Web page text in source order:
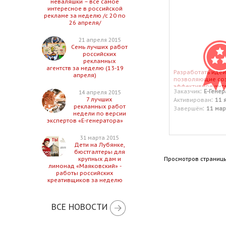
неваляшки – все самое
интересное в российской
рекламе за неделю /с 20 по
26 апреля/
21 апреля 2015
Семь лучших работ
российских
рекламных
агентств за неделю (13-19
апреля)
14 апреля 2015
7 лучших
рекламных работ
недели по версии
экспертов «Е-генератора»
31 марта 2015
Дети на Лубянке,
бюстгалтеры для
крупных дам и
лимонад «Маяковский» -
работы российских
креативщиков за неделю
ВСЕ НОВОСТИ
Разработать
позволяющие
эффективное
взаимодействие
государством и
Заказчик: Е-
Активирован: 11
Завершён: 11
Просмотров